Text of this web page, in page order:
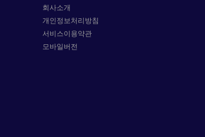
회사소개
개인정보처리방침
서비스이용약관
모바일버전